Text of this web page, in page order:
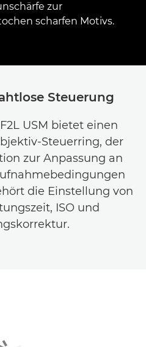
zur
scharfen Motivs.
Steuerung
USM bietet einen
Steuerring, der
zur Anpassung an
die Einstellung von
ISO und